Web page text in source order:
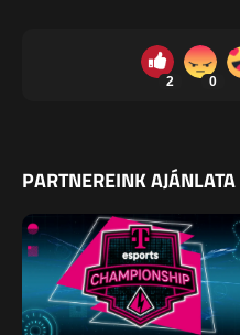
2 0
PARTNEREINK AJÁNLATA